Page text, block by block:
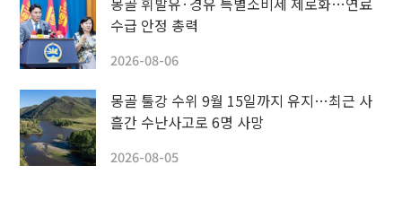
수급 안정 총력
2026-08-06
몽골 툴강 수위 9월 15일까지 유지…최근 사
흘간 수난사고로 6명 사망
2026-08-05